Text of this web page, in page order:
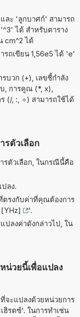
ละ 'ลูกบาศก์' สามารถ
ได้ สำหรับตาราง
cm^2 ได้
รถเขียน 1,56e5 ได้ 'e'
บวก (+), เลขชี้กำลัง
, การคูณ (*, x),
(/, :, ÷) สามารถใช้ได้
รตัวเลือก
รตัวเลือก, ในกรณีนี้คือ
ลง.
ตรงกับค่าที่คุณต้องการ
'.
ปลงค่าดังกล่าวไป, ใน
น่วยนี้เพื่อแปลง
จะแปลงด้วยหน่วยการ
ฮิรตซ์'. ในการทำเช่น